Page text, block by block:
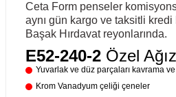
Ceta Form penseler
aynı gün kargo ve taksitli kredi
Başak Hırdavat reyonlarında.
E52-240-2 Özel
Yuvarlak ve düz parçaları kavrama ve
Krom Vanadyum çeliği çeneler